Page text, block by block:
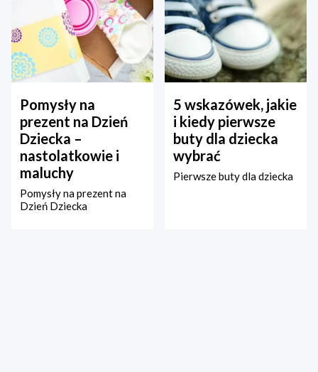
Pomysły na
prezent na Dzień
Dziecka –
nastolatkowie i
maluchy
Pomysły na prezent na
Dzień Dziecka
5 wskazówek, jakie
i kiedy pierwsze
buty dla dziecka
wybrać
Pierwsze buty dla dziecka